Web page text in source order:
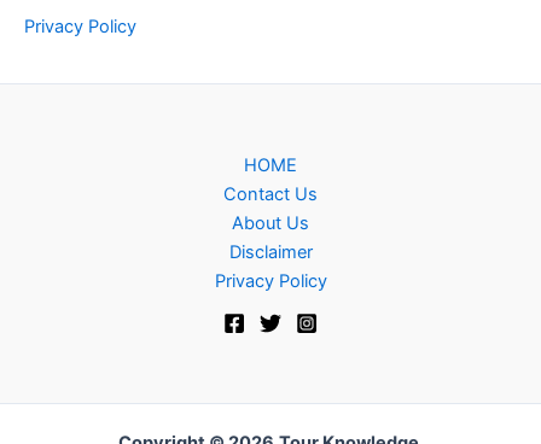
Privacy Policy
HOME
Contact Us
About Us
Disclaimer
Privacy Policy